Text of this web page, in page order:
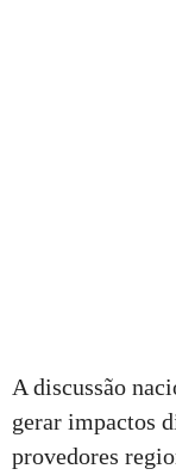
A discussão
gerar impactos
provedores